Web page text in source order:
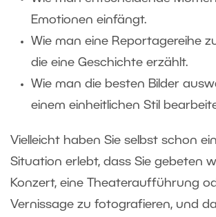
Emotionen einfängt.
Wie man eine Reportagereihe
die eine Geschichte erzählt.
Wie man die besten Bilder
einem einheitlichen Stil
Vielleicht haben Sie selbst schon
Situation erlebt, dass Sie gebeten
Konzert, eine Theateraufführung
Vernissage zu fotografieren, und